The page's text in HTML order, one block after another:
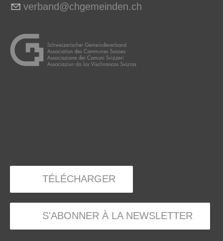
v rb nd chg m nd n ch
TÉLÉCHARGER
S'ABONNER À LA NEWSLETTER